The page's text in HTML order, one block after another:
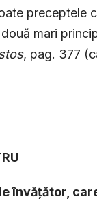
preceptele
mari
, pag. 377
învățător,